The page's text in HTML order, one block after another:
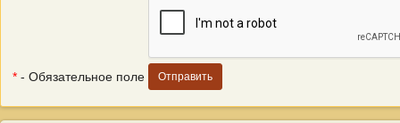
* - Обязательное поле